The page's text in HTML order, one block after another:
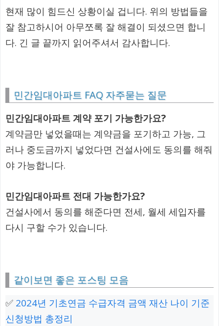
현재 많이 힘드신 상황이실 겁니다. 위의 방법들을
잘 참고하시어 아무쪼록 잘 해결이 되셨으면 합니
다. 긴 글 끝까지 읽어주셔서 감사합니다.
민간임대아파트 FAQ 자주묻는 질문
민간임대아파트 계약 포기 가능한가요?
계약금만 넣었을때는 계약금을 포기하고 가능, 그
러나 중도금까지 넣었다면 건설사에도 동의를 해줘
야 가능합니다.
민간임대아파트 전대 가능한가요?
건설사에서 동의를 해준다면 전세, 월세 세입자를
다시 구할 수가 있습니다.
같이보면 좋은 포스팅 모음
✅ 2024년 기초연금 수급자격 금액 재산 나이 기준
신청방법 총정리